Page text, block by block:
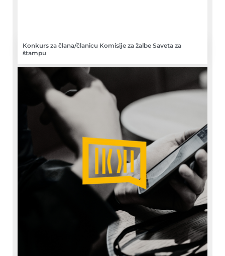
Konkurs za člana/članicu Komisije za žalbe Saveta za
štampu